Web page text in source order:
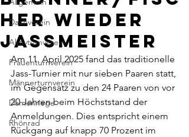
Dachverein
Aktivturnverein
Frauenturnverein
Männerturnverein
Damenriege
Rhönrad
her wieder
Jassmeister
Am 11. April 2025 fand das traditionelle
Jass-Turnier mit nur sieben Paaren statt,
im Gegensatz zu den 24 Paaren von vor
20 Jahren beim Höchststand der
Anmeldungen. Dies entspricht einem
Rückgang auf knapp 70 Prozent im